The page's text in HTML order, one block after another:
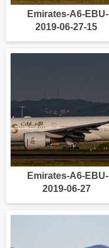
Emirates-A6-EBU-
2019-06-27-15
Emirates-A6-EBU-
2019-06-27